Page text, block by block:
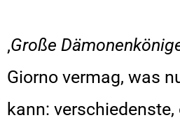
‚Große
Giorno vermag, was
kann: